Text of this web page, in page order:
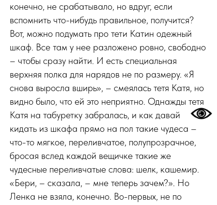
конечно, не срабатывало, но вдруг, если
вспомнить что-нибудь правильное, получится?
Вот, можно подумать про тети Катин одежный
шкаф. Все там у нее разложено ровно, свободно
– чтобы сразу найти. И есть специальная
верхняя полка для нарядов не по размеру. «Я
снова выросла вширь», – смеялась тетя Катя, но
видно было, что ей это неприятно. Однажды тетя
Катя на табуретку забралась, и как давай
кидать из шкафа прямо на пол такие чудеса –
что-то мягкое, переливчатое, полупрозрачное,
бросая вслед каждой вещичке такие же
чудесные переливчатые слова: шелк, кашемир.
«Бери, – сказала, – мне теперь зачем?». Но
Ленка не взяла, конечно. Во-первых, не по